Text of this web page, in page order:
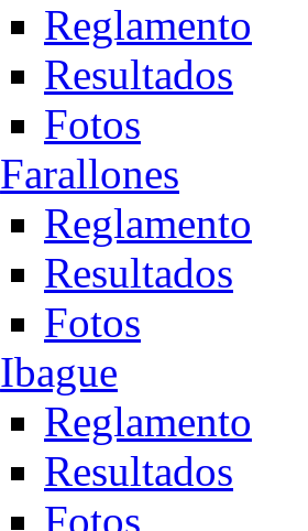
Reglamento
Resultados
Fotos
Farallones
Reglamento
Resultados
Fotos
Ibague
Reglamento
Resultados
Fotos